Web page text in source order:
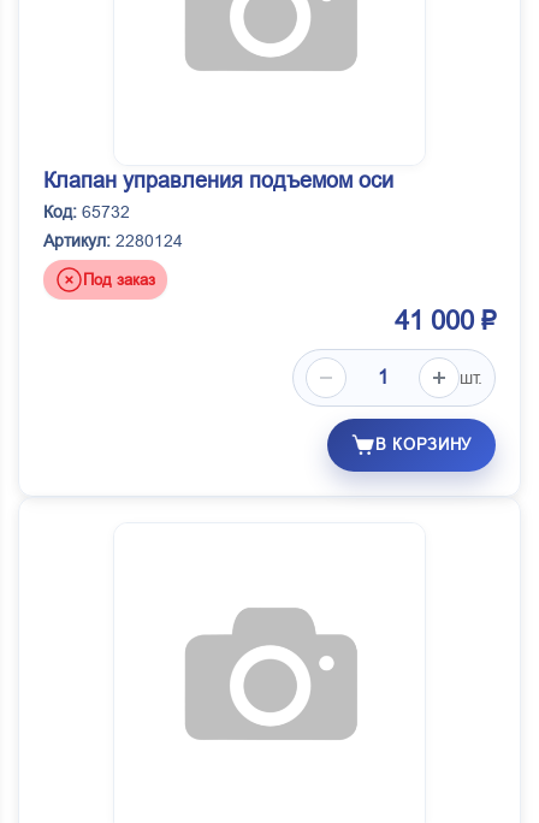
Клапан управления подъемом оси
Код: 65732
Артикул: 2280124
Под заказ
41 000 ₽
шт.
В КОРЗИНУ